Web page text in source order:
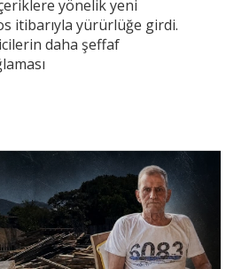
yönelik yeni
itibarıyla yürürlüğe girdi.
daha şeffaf